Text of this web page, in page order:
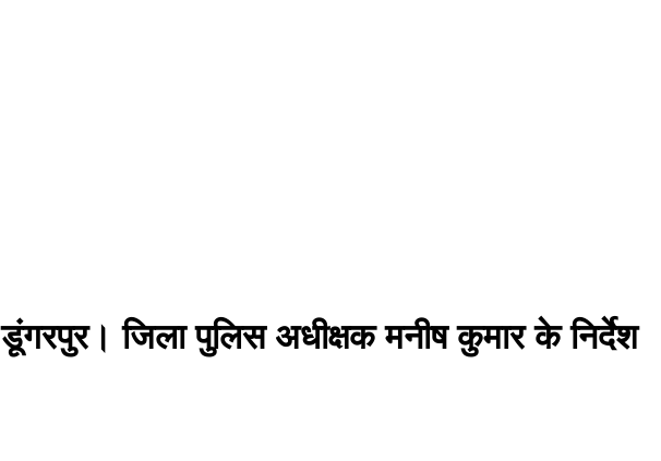
जिला पुलिस अधीक्षक मनीष कुमार के निर्देश